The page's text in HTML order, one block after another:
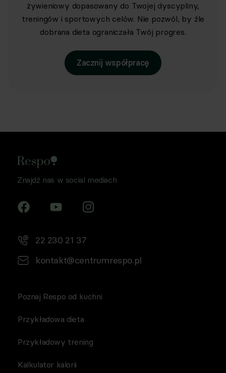
żywieniowy dopasowany do Twojej dyscypliny,
treningów i sportowych celów. Nie pozwól, by źle
dobrana dieta ograniczała Twój progres.
Zacznij współpracę
Znajdź nas w social mediach
22 230 21 37
kontakt@centrumrespo.pl
Poznaj Respo od kuchni
Przykładowa dieta
Przykładowy trening
Kalkulator kalorii